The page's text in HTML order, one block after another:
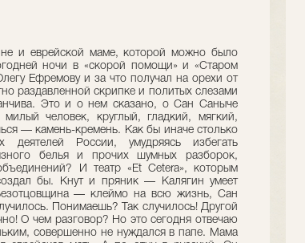
надо было поискать! Как мама выдерживала? За долготерпение ей следовало при жизни ставить памятник. Если я получал двойку на первом уроке, разворачивался и уходил из школы. Прогуливал оставшиеся занятия. Мне казалось, что одноклассники смотрят в мою сторону с жалостью, а я терпеть не мог, когда жалеют. Выворачивало наизнанку! В пятом классе нашу мальчиковую школу объединили с женской. Атмосфера сразу изменилась, к новой обстановке нужно было привыкнуть. В присутствии девочек я зажался еще сильнее, ушел в себя, спрятался в скорлупку, откуда меня старались выковырять… Спасался в своем придуманном мире. Лет в семь упросил маму, и она нашла столяра, который на заказ сделал игрушечный театр — с портиком, кулисами, сценой…. Я звал соседских мальчишек из нашей коммуналки на одиннадцать комнат, усаживал на пол, открывал занавес, и начиналось представление. Мамины бусы превращались в хищную змею, шкатулка с бижутерией — в сундук с сокровищами, чайная чашка — в карету… Я долго хранил этот театр, пока не потерял при очередном переезде из квартиры в квартиру. То, что место для строительства «Et Cetera» выделили именно здесь, знак судьбы, провидение. Не верил, что так может быть. Мне же тут все дворы и подворотни знакомы с раннего детства! Порой сижу на сцене в ожидании, пока зрители займут места в зале после третьего звонка, смотрю на подкладку занавеса и отчетливо вижу кулисы моего детского театра. Тот же теплый красный цвет, даже малейшие оттенки совпадают… «Et Cetera» продлил мою творческую жизнь. Оставаться во МХАТе после ухода Ефремова я не мог, мне нечего было там делать. Отдаляться от Художественного театра я начал еще при Олеге Николаевиче, ушел на договор, формально перестал числиться в труппе. Ефремов болел, слабел, я видел, как великий МХАТ разлагается, распадается на куски, и не хотел в этом участвовать, поскольку знавал и другие времена. По счастью, курс, который я вел в Щукинском училище, подсказал мне идею создания собственного театра. Так мы и сделали. — Стоп, стоп, Саныч Саныч! Вы убежали слишком далеко вперед. — А тебе хочется еще покопаться в том, каким трудным ребенком я был? Нутром чувствовал, что меня сильно любят, и пользовался этим, без зазрения совести садясь маме на голову. Родня жалела ее, говорила, что Юлечке дико не повезло, достался не сын, а сплошное недоразумение. Тетя Фаня однажды даже бросила в сердцах: «Лучше бы его трамваем задавило!» Помню, подрался с соседским мальчишкой, обозвавшим меня жидом. Что означает слово, я не знал, но тон мне не понравился. Пацан был старше и сильнее, а я злее и бесшабашнее. В драку вмешалась няня обидчика, вызвала милицию. Нас с мамой оштрафовали на большую по тем временам сумму. Несправедливость мироустройства поразила меня в самое сердце… Не забуду, как в семь лет стоял у распахнутой форточки и жадно глотал ртом холодный воздух. Мама умоляла: «Алик, на улице сильный мороз. Закрой окно и отойди. Простудишься!» А я кричал в ответ: «Лучше умереть, чем жить с тобой!» Откуда бралась подобная жестокость? У меня был абсолютный музыкальный слух, и три года я учился игре на скрипке. Не повезло с педагогом: он больно бил смычком по пальцам, если я случайно ошибался и путал ноту. Знаешь, есть обиженные на весь мир евреи, они ничем и никогда не бывают довольны. Вот именно такой мне и достался. Как же я с ним намучился! Один раз довел меня до слез, второй… Наконец мое терпение лопнуло, я возненавидел скрипку и начал прогуливать уроки — шел в цирк или в кино. Мама спрашивала: «Аличка, ты занимаешься?» Я нагло врал в ответ. Она заподозрила неладное, устроила проверку, оставив в футляре бумажку, которая обязательно выпала бы, если бы я достал скрипку. Мать плакала, слушая, как вдохновенно я лгу. Очевидно, ложь — сестра лицедейства... Другой бы стал оправдываться, извиняться, просить прощения, а я после очередной ссоры дождался ухода мамы и со всего маху плюхнулся сверху на скрипку. Сел задницей на футляр. Внутри жалобно затрещала дека, хрустнул и сломался гриф, заныли струны… Я ровным счетом ничего не почувствовал — ни страха, ни раскаяния. Только где-то в глубине клокотала ненависть. Посидел минутку, удостоверился, что враг окончательно повержен и больше не трепыхается, после чего ногой запихнул футляр с жалкими останками под огромный комод, стоявший в нашей комнате. Мама быстро хватилась пропажи, стала допытываться: «Алик, где скрипка?» Я молчал как партизан, ни в чем не признавался. Потом мама нашла обломки… Был еще один позорный эпизод, связанный с музыкой. На вступительных экзаменах в Щепкинское училище меня попросили спеть «Подмосковные вечера». Для человека с хорошим слухом не придумать задания элементарнее. Я же зафальшивил с первой ноты. Чувствовал, что безбожно перевираю мелодию, но не мог остановиться, продолжал заливаться соловьем. Наконец кто-то из преподавателей не выдержал: «Достаточно, молодой человек. Вы свободны». Меня отправили домой с третьего тура творческого конкурса! При этом я без конца лицедействовал, всегда стремился к этому! Термин «перевоплощение» услышал в зрелом возрасте, а в детстве, не слишком задумываясь над тем, что делаю, изображал, копировал, пародировал… Особенно мне удавалась роль униженного и оскорбленного. Так проникался, что начинал верить в реальность происходящего. Вот клянусь, плакал от обиды! Если утром не хотел идти